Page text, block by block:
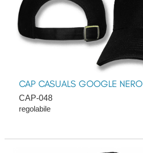
CAP CASUALS GOOGLE NERO
CAP-048
regolabile